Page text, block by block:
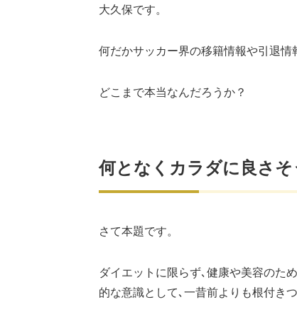
大久保です。
何だかサッカー界の移籍情報や引退情
どこまで本当なんだろうか？
何となくカラダに良さ
さて本題です。
ダイエットに限らず､健康や美容のた
的な意識として､一昔前よりも根付き